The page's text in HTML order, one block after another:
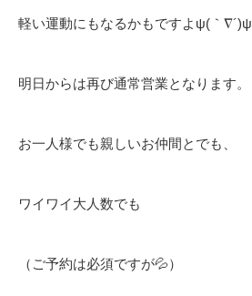
軽い運動にもなるかもですよψ(｀∇´)ψ
明日からは再び通常営業となります。
お一人様でも親しいお仲間とでも、
ワイワイ大人数でも
（ご予約は必須ですが💦）